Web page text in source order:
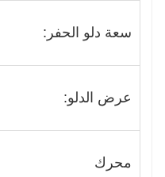
سعة دلو الحفر:
عرض الدلو:
محرك